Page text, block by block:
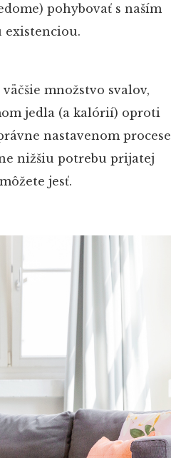
pohybovať s naším
existenciou.
množstvo svalov,
jedla (a kalórií) oproti
nastavenom procese
nižšiu potrebu prijatej
jesť.